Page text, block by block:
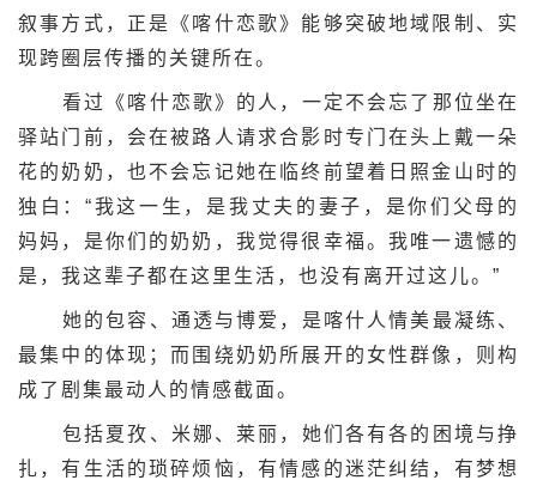
叙事方式，正是《喀什恋歌》能够突破地域限制、实
现跨圈层传播的关键所在。
看过《喀什恋歌》的人，一定不会忘了那位坐在
驿站门前，会在被路人请求合影时专门在头上戴一朵
花的奶奶，也不会忘记她在临终前望着日照金山时的
独白：“我这一生，是我丈夫的妻子，是你们父母的
妈妈，是你们的奶奶，我觉得很幸福。我唯一遗憾的
是，我这辈子都在这里生活，也没有离开过这儿。”
她的包容、通透与博爱，是喀什人情美最凝练、
最集中的体现；而围绕奶奶所展开的女性群像，则构
成了剧集最动人的情感截面。
包括夏孜、米娜、莱丽，她们各有各的困境与挣
扎，有生活的琐碎烦恼，有情感的迷茫纠结，有梦想